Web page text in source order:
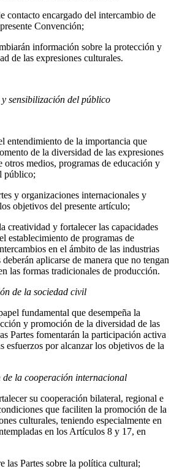
contacto encargado del intercambio de
Convención;
información sobre la protección y
de las expresiones culturales.
sensibilización del público
entendimiento de la importancia que
de la diversidad de las expresiones
otros medios, programas de educación y
público;
y organizaciones internacionales y
objetivos del presente artículo;
creatividad y fortalecer las capacidades
establecimiento de programas de
en el ámbito de las industrias
aplicarse de manera que no tengan
las formas tradicionales de producción.
de la sociedad civil
fundamental que desempeña la
y promoción de la diversidad de las
Partes fomentarán la participación activa
esfuerzos por alcanzar los objetivos de la
la cooperación internacional
su cooperación bilateral, regional e
que faciliten la promoción de la
culturales, teniendo especialmente en
en los Artículos 8 y 17, en
las Partes sobre la política cultural;